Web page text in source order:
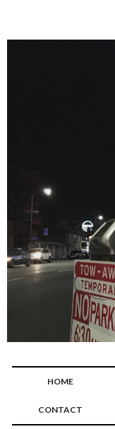
HOME
CONTACT